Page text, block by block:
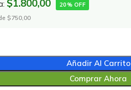
$1.800,00 20% OFF
$750,00
Añadir Al Carrito
Comprar Ahora